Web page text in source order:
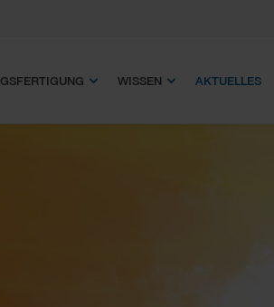
WISSEN AKTUELLES